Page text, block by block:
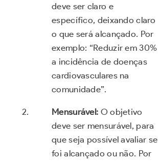
deve ser claro e
específico, deixando claro
o que será alcançado. Por
exemplo: “Reduzir em 30%
a incidência de doenças
cardiovasculares na
comunidade”.
Mensurável: O objetivo
deve ser mensurável, para
que seja possível avaliar se
foi alcançado ou não. Por